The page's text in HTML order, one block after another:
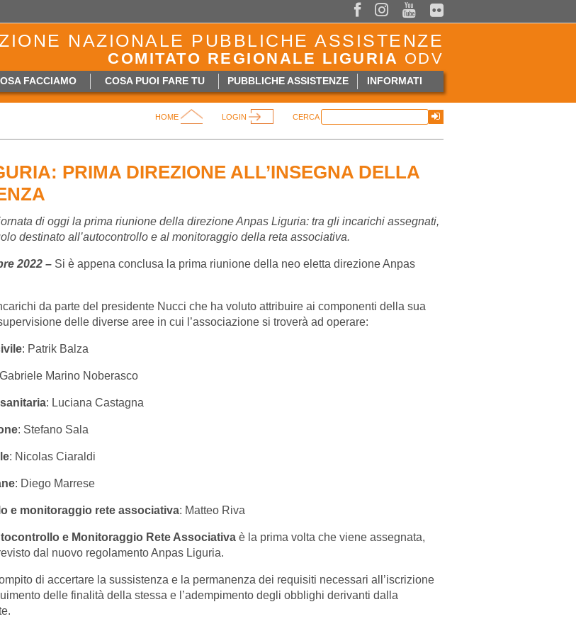
  
NAZIONALE PUBBLICHE ASSISTENZE
COMITATO REGIONALE LIGURIA ODV
FACCIAMO COSA PUOI FARE TU PUBBLICHE ASSISTENZE INFORMATI
HOME LOGIN
CERCA
PRIMA DIREZIONE ALL’INSEGNA DELLA
di oggi la prima riunione della direzione Anpas Liguria: tra gli incarichi assegnati,
destinato all’autocontrollo e al monitoraggio della reta associativa.
2022 – Si è appena conclusa la prima riunione della neo eletta direzione Anpas
da parte del presidente Nucci che ha voluto attribuire ai componenti della sua
delle diverse aree in cui l’associazione si troverà ad operare:
: Patrik Balza
Marino Noberasco
: Luciana Castagna
: Stefano Sala
: Nicolas Ciaraldi
: Diego Marrese
e monitoraggio rete associativa: Matteo Riva
e Monitoraggio Rete Associativa è la prima volta che viene assegnata,
dal nuovo regolamento Anpas Liguria.
di accertare la sussistenza e la permanenza dei requisiti necessari all’iscrizione
delle finalità della stessa e l’adempimento degli obblighi derivanti dalla